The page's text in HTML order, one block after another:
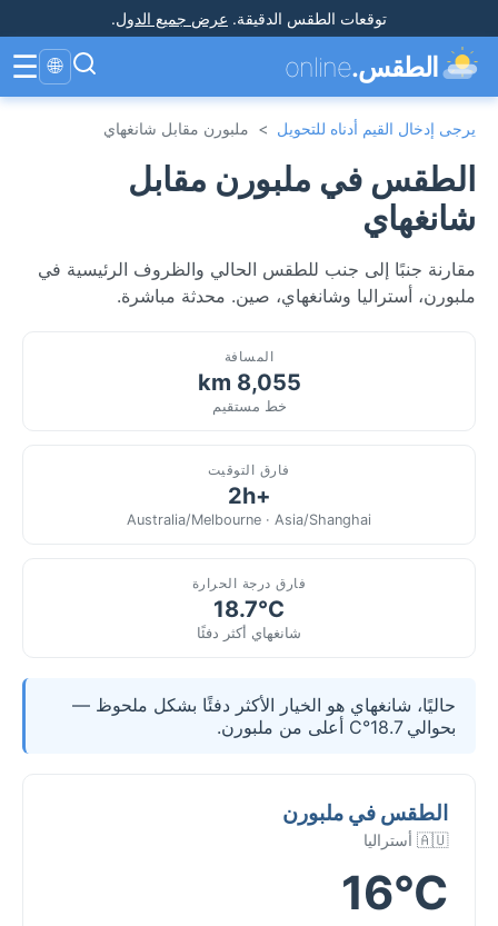
توقعات الطقس الدقيقة. عرض جميع الدول.
الطقس.online
🌐
☰
يرجى إدخال القيم أدناه للتحويل > ملبورن مقابل شانغهاي
الطقس في ملبورن مقابل
شانغهاي
مقارنة جنبًا إلى جنب للطقس الحالي والظروف الرئيسية في
ملبورن، أستراليا وشانغهاي، صين. محدثة مباشرة.
المسافة
8,055 km
خط مستقيم
فارق التوقيت
+2h
Australia/Melbourne · Asia/Shanghai
فارق درجة الحرارة
18.7°C
شانغهاي أكثر دفئًا
حاليًا، شانغهاي هو الخيار الأكثر دفئًا بشكل ملحوظ —
بحوالي 18.7°C أعلى من ملبورن.
الطقس في ملبورن
🇦🇺 أستراليا
16°C